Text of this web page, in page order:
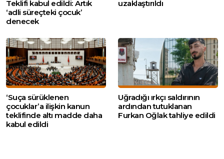
Teklifi kabul edildi: Artık
‘adli süreçteki çocuk’
denecek
uzaklaştırıldı
‘Suça sürüklenen
çocuklar’a ilişkin kanun
teklifinde altı madde daha
kabul edildi
Uğradığı ırkçı saldırının
ardından tutuklanan
Furkan Oğlak tahliye edildi